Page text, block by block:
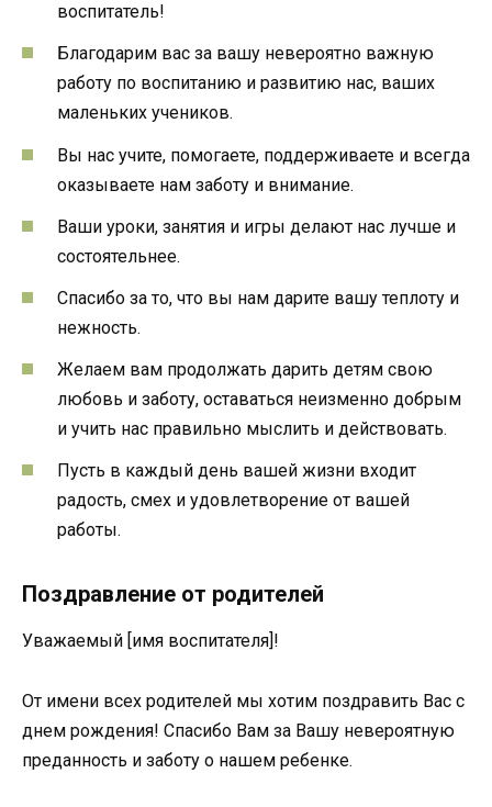
воспитатель!
Благодарим вас за вашу невероятно важную
работу по воспитанию и развитию нас, ваших
маленьких учеников.
Вы нас учите, помогаете, поддерживаете и всегда
оказываете нам заботу и внимание.
Ваши уроки, занятия и игры делают нас лучше и
состоятельнее.
Спасибо за то, что вы нам дарите вашу теплоту и
нежность.
Желаем вам продолжать дарить детям свою
любовь и заботу, оставаться неизменно добрым
и учить нас правильно мыслить и действовать.
Пусть в каждый день вашей жизни входит
радость, смех и удовлетворение от вашей
работы.
Поздравление от родителей
Уважаемый [имя воспитателя]!
От имени всех родителей мы хотим поздравить Вас с
днем рождения! Спасибо Вам за Вашу невероятную
преданность и заботу о нашем ребенке.